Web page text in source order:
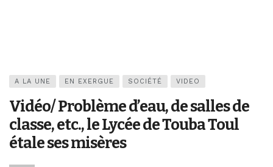
A LA UNE EN EXERGUE SOCIÉTÉ VIDEO
Vidéo/ Problème d’eau, de salles de
classe, etc., le Lycée de Touba Toul
étale ses misères